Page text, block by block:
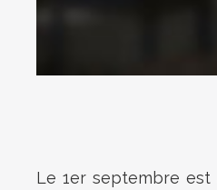
Le 1er septembre